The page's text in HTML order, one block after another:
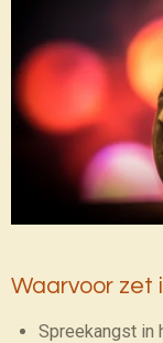
Waarvoor
Spreekangst in